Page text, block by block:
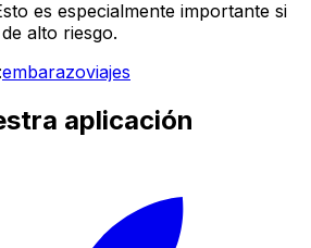
es especialmente importante si
alto riesgo.
embarazoviajes
aplicación